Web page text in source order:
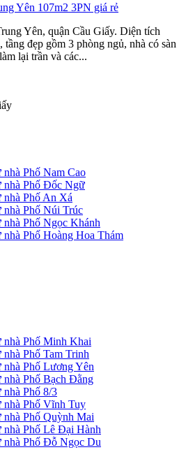
Yên, quận Cầu Giấy. Diện tích
tầng đẹp gồm 3 phòng ngủ, nhà có sàn
lại trần và các...
nhà Phố Nam Cao
nhà Phố Đốc Ngữ
nhà Phố An Xá
nhà Phố Núi Trúc
nhà Phố Ngọc Khánh
nhà Phố Hoàng Hoa Thám
nhà Phố Minh Khai
Phố Tam Trinh
nhà Phố Lương Yên
nhà Phố Bạch Đằng
nhà Phố 8/3
nhà Phố Vĩnh Tuy
nhà Phố Quỳnh Mai
nhà Phố Lê Đại Hành
nhà Phố Đỗ Ngọc Du